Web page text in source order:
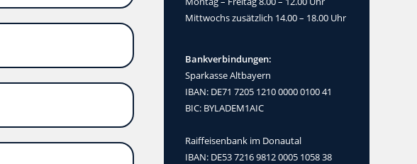
Mittwochs zusätzlich 14.00 – 18.00 Uhr
Bankverbindungen:
Sparkasse Altbayern
IBAN: DE71 7205 1210 0000 0100 41
BIC: BYLADEM1AIC
Raiffeisenbank im Donautal
IBAN: DE53 7216 9812 0005 1058 38